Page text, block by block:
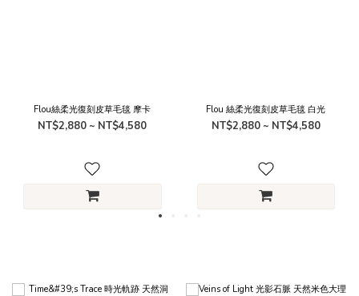
Flou絲柔光復刻皮草毛毯 摩卡
NT$2,880 ~ NT$4,580
Flou 絲柔光復刻皮草毛毯 白光
NT$2,880 ~ NT$4,580